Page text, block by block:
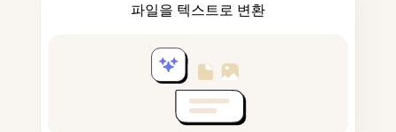
파일을 텍스트로 변환